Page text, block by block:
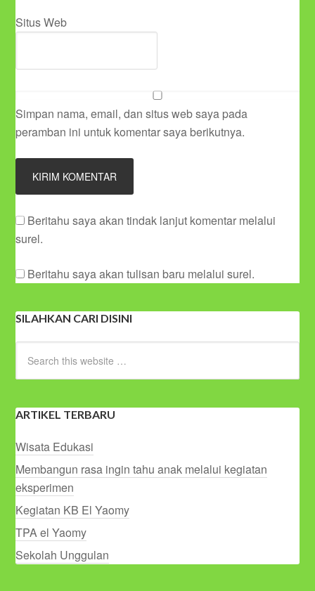
Situs Web
Simpan nama, email, dan situs web saya pada
peramban ini untuk komentar saya berikutnya.
Beritahu saya akan tindak lanjut komentar melalui
surel.
Beritahu saya akan tulisan baru melalui surel.
SILAHKAN CARI DISINI
ARTIKEL TERBARU
Wisata Edukasi
Membangun rasa ingin tahu anak melalui kegiatan
eksperimen
Kegiatan KB El Yaomy
TPA el Yaomy
Sekolah Unggulan